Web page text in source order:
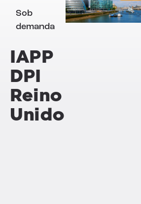
Sob
demanda
IAPP
DPI
Reino
Unido